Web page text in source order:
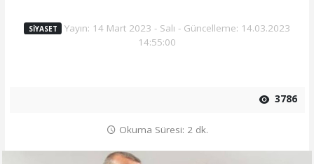
SIYASET
Yayın: 14 Mart 2023 - Salı - Güncelleme: 14.03.2023
14:55:00
3786
Okuma Süresi: 2 dk.